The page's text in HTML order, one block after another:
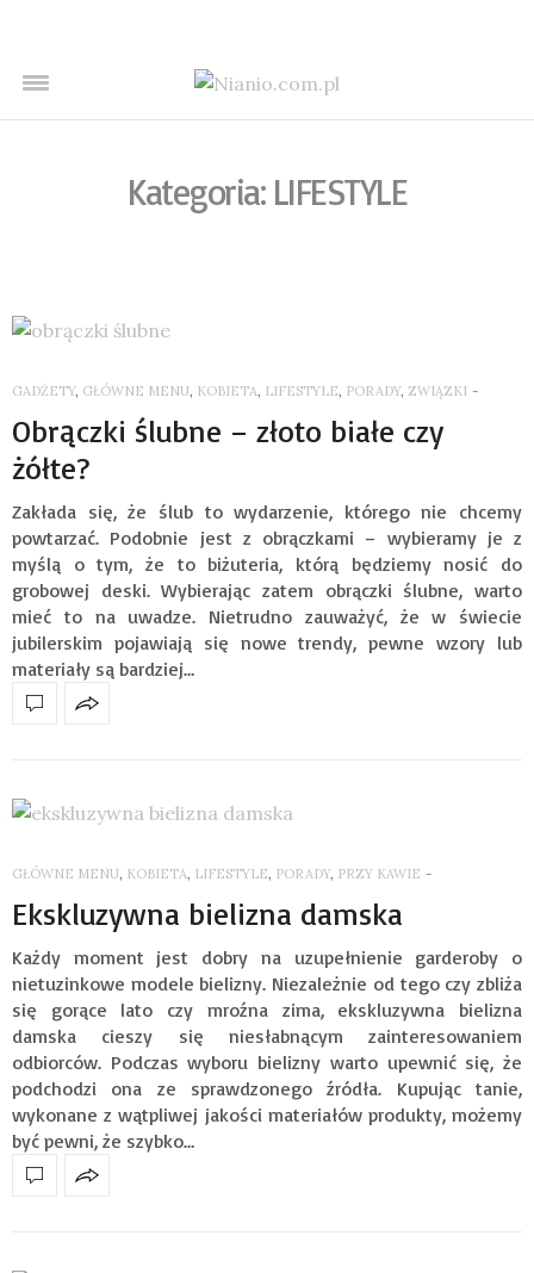
Kategoria: LIFESTYLE
GADŻETY, GŁÓWNE MENU, KOBIETA, LIFESTYLE, PORADY, ZWIĄZKI -
Obrączki ślubne – złoto białe czy
żółte?
Zakłada się, że ślub to wydarzenie, którego nie chcemy
powtarzać. Podobnie jest z obrączkami – wybieramy je z
myślą o tym, że to biżuteria, którą będziemy nosić do
grobowej deski. Wybierając zatem obrączki ślubne, warto
mieć to na uwadze. Nietrudno zauważyć, że w świecie
jubilerskim pojawiają się nowe trendy, pewne wzory lub
materiały są bardziej…
GŁÓWNE MENU, KOBIETA, LIFESTYLE, PORADY, PRZY KAWIE -
Ekskluzywna bielizna damska
Każdy moment jest dobry na uzupełnienie garderoby o
nietuzinkowe modele bielizny. Niezależnie od tego czy zbliża
się gorące lato czy mroźna zima, ekskluzywna bielizna
damska cieszy się niesłabnącym zainteresowaniem
odbiorców. Podczas wyboru bielizny warto upewnić się, że
podchodzi ona ze sprawdzonego źródła. Kupując tanie,
wykonane z wątpliwej jakości materiałów produkty, możemy
być pewni, że szybko…